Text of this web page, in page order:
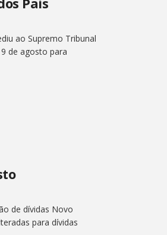
ao Supremo Tribunal
de agosto para
de dívidas Novo
para dívidas